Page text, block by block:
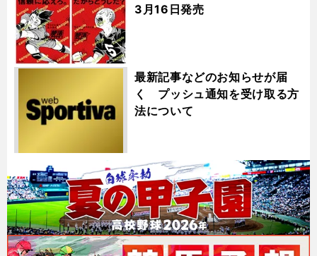
3月16日発売
最新記事などのお知らせが届
く プッシュ通知を受け取る方
法について